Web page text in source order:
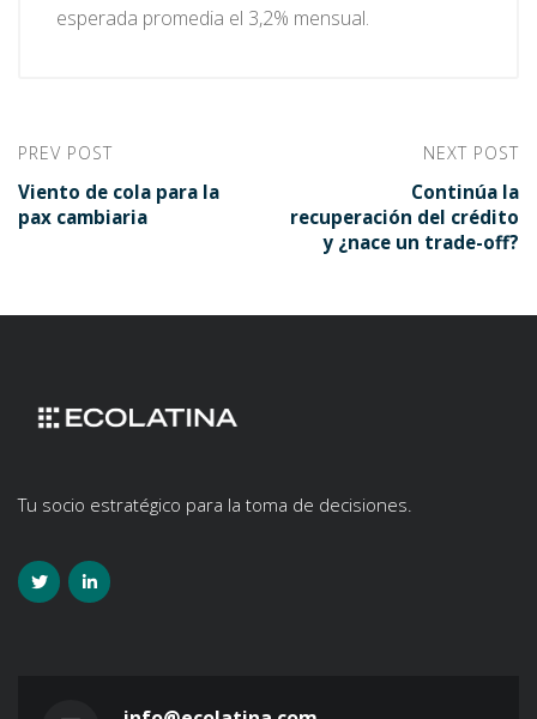
esperada promedia el 3,2% mensual.
PREV POST
Viento de cola para la
pax cambiaria
NEXT POST
Continúa la
recuperación del crédito
y ¿nace un trade-off?
Tu socio estratégico para la toma de decisiones.